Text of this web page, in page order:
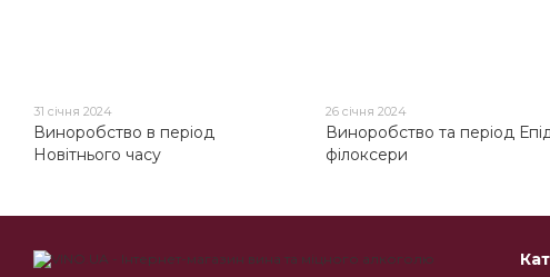
31 січня 2024
Виноробство в період
Новітнього часу
26 січня 2024
Виноробство та період
філоксери